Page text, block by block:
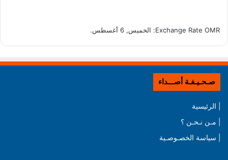
Exchange Rate OMR : الخميس, 6 أغسطس.
صـحـيـفـة أصـــداء
| الرئيسية
| مـن نـحـن ؟
| سياسة الخصـوصـية